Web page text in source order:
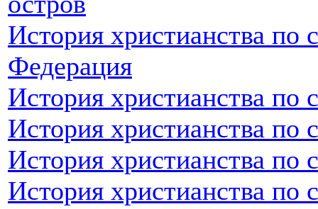
История христианства по
Федерация
История христианства по
История христианства
История христианства по
История христианства по